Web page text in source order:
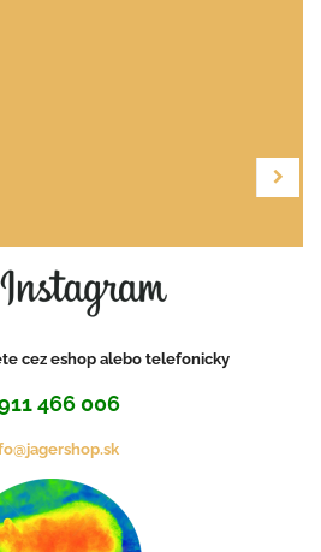
cez eshop alebo telefonicky
466 006